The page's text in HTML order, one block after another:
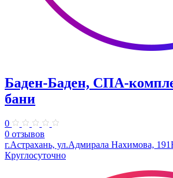
Баден-Баден, СПА-
бани
0
0 отзывов
г.Астрахань, ул.Адмирала Нахимова,
Круглосуточно